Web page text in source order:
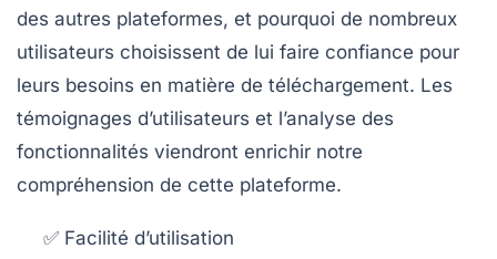
des autres plateformes, et pourquoi de nombreux
utilisateurs choisissent de lui faire confiance pour
leurs besoins en matière de téléchargement. Les
témoignages d’utilisateurs et l’analyse des
fonctionnalités viendront enrichir notre
compréhension de cette plateforme.
✅ Facilité d’utilisation